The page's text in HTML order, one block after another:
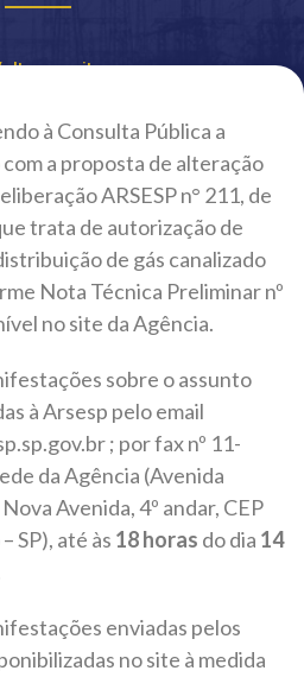
ao site
à Consulta Pública a
a proposta de alteração
ARSESP n° 211, de
trata de autorização de
de gás canalizado
Nota Técnica Preliminar nº
no site da Agência.
sobre o assunto
à Arsesp pelo email
; por fax nº 11-
da Agência (Avenida
Avenida, 4º andar, CEP
SP), até às 18 horas do dia 14
enviadas pelos
no site à medida